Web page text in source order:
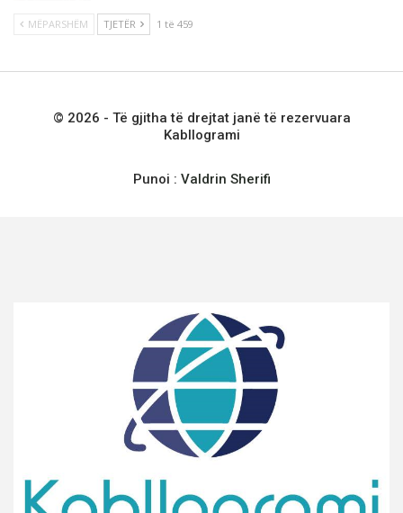
MËPARSHËM TJETËR 1 të 459
© 2026 - Të gjitha të drejtat janë të rezervuara
Kabllogrami
Punoi : Valdrin Sherifi